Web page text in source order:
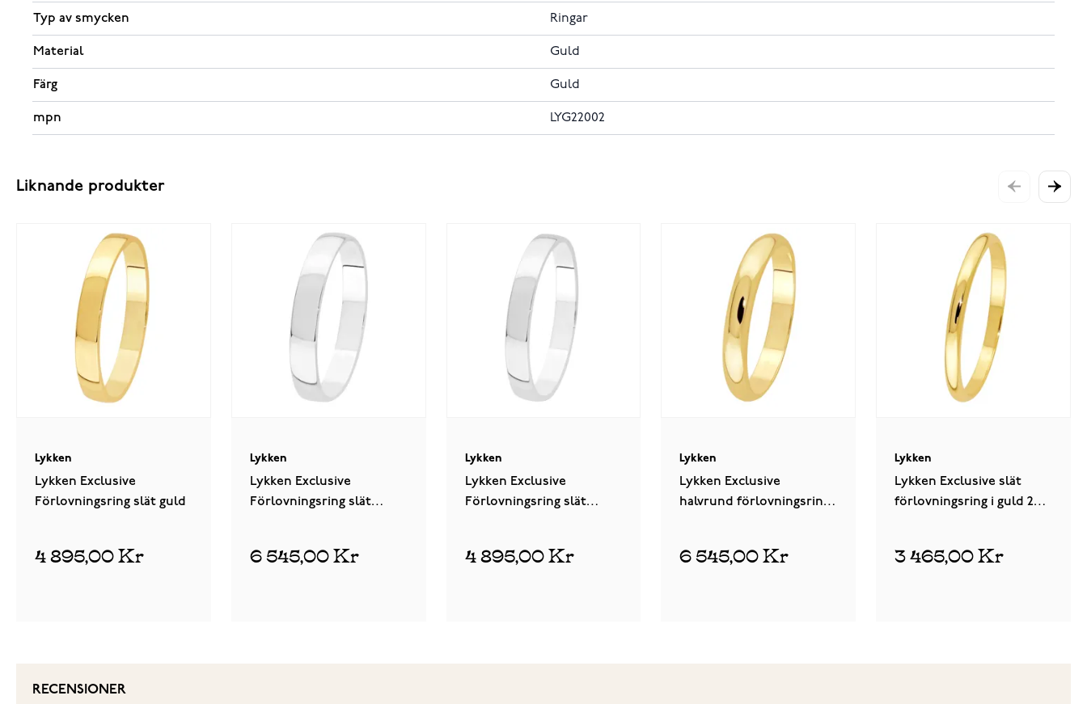
Typ av smycken Ringar
Material Guld
Färg Guld
mpn LYG22002
Liknande produkter
Lykken
Lykken Exclusive
Förlovningsring slät guld
4 895,00 Kr
Lykken
Lykken Exclusive
Förlovningsring slät
6 545,00 Kr
Lykken
Lykken Exclusive
Förlovningsring slät
4 895,00 Kr
Lykken
Lykken Exclusive
halvrund förlovningsring
6 545,00 Kr
Lykken
Lykken Exclusive slät
förlovningsring i guld 2
3 465,00 Kr
RECENSIONER